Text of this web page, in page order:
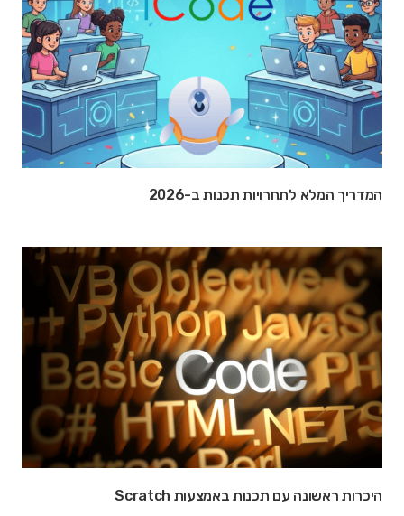
המדריך המלא לתחרויות תכנות ב-2026
היכרות ראשונה עם תכנות באמצעות Scratch